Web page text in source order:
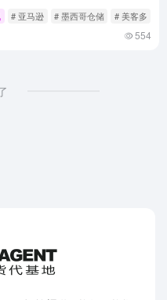
# 亚马逊 # 墨西哥仓储 # 美客多
554